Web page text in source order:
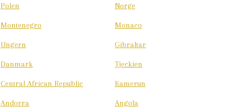
Polen Norge
Montenegro Monaco
Ungern Gibraltar
Danmark Tjeckien
Central African Republic Kamerun
Andorra Angola